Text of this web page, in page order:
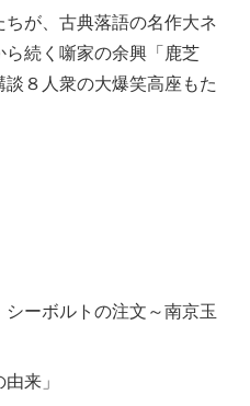
が、古典落語の名作大ネ
続く噺家の余興「鹿芝
８人衆の大爆笑高座もた
シーボルトの注文～南京玉
来」